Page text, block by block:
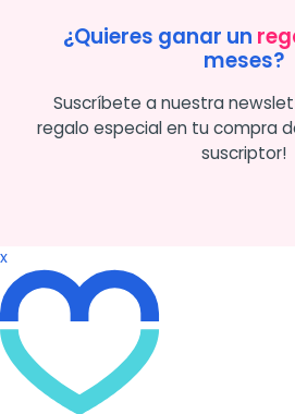
¿Quieres ganar un
meses?
Suscríbete a nuestra
regalo especial en tu compra
suscriptor!
x